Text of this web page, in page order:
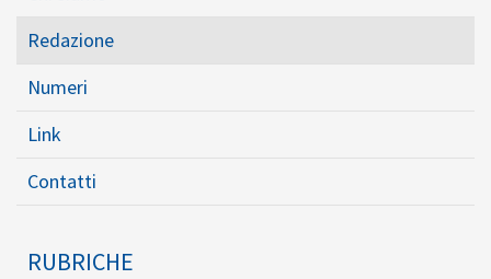
Redazione
Numeri
Link
Contatti
RUBRICHE